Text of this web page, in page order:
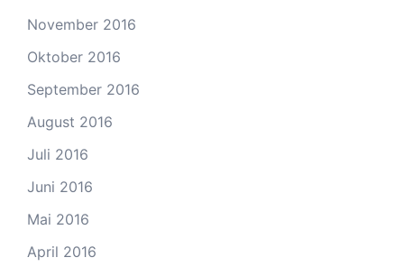
November 2016
Oktober 2016
September 2016
August 2016
Juli 2016
Juni 2016
Mai 2016
April 2016